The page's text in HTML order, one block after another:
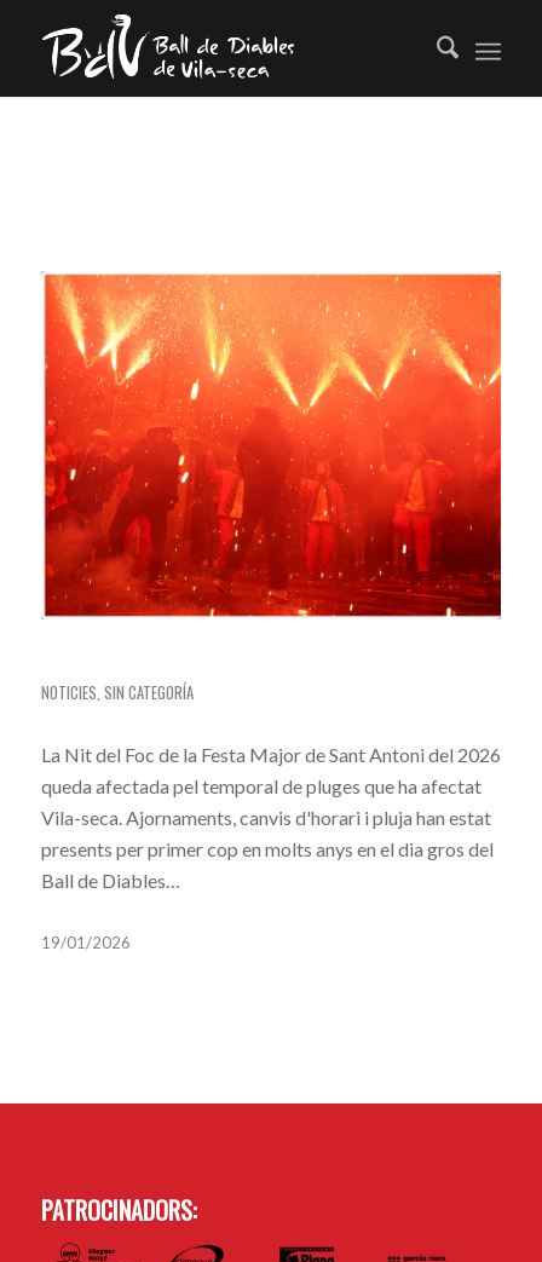
NOTICIES, SIN CATEGORÍA
La Nit del Foc de la Festa Major de Sant Antoni del 2026
queda afectada pel temporal de pluges que ha afectat
Vila-seca. Ajornaments, canvis d'horari i pluja han estat
presents per primer cop en molts anys en el dia gros del
Ball de Diables…
19/01/2026
PATROCINADORS: